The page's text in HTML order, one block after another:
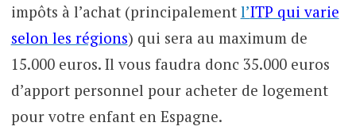
impôts à l’achat (principalement l’ITP qui varie
selon les régions) qui sera au maximum de
15.000 euros. Il vous faudra donc 35.000 euros
d’apport personnel pour acheter de logement
pour votre enfant en Espagne.